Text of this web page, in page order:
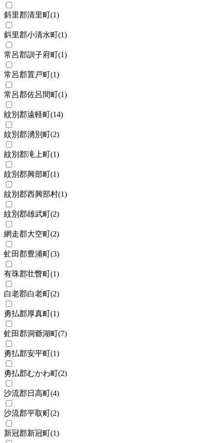
斜里郡清里町(1)
斜里郡小清水町(1)
常呂郡訓子府町(1)
常呂郡置戸町(1)
常呂郡佐呂間町(1)
紋別郡遠軽町(14)
紋別郡湧別町(2)
紋別郡滝上町(1)
紋別郡興部町(1)
紋別郡西興部村(1)
紋別郡雄武町(2)
網走郡大空町(2)
虻田郡豊浦町(3)
有珠郡壮瞥町(1)
白老郡白老町(2)
勇払郡厚真町(1)
虻田郡洞爺湖町(7)
勇払郡安平町(1)
勇払郡むかわ町(2)
沙流郡日高町(4)
沙流郡平取町(2)
新冠郡新冠町(1)